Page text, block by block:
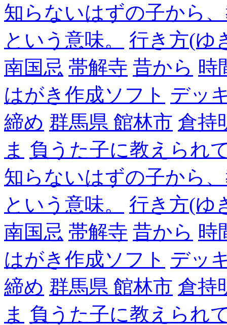
知らないはずの子から
という意味。
行き方(ゆ
南国忌 帯解寺 昔から 時
はがき作成ソフト デッ
締め 群馬県 館林市 倉持
ま 負うた子に教えられ
知らないはずの子から
という意味。
行き方(ゆ
南国忌 帯解寺 昔から 時
はがき作成ソフト デッ
締め 群馬県 館林市 倉持
ま 負うた子に教えられ